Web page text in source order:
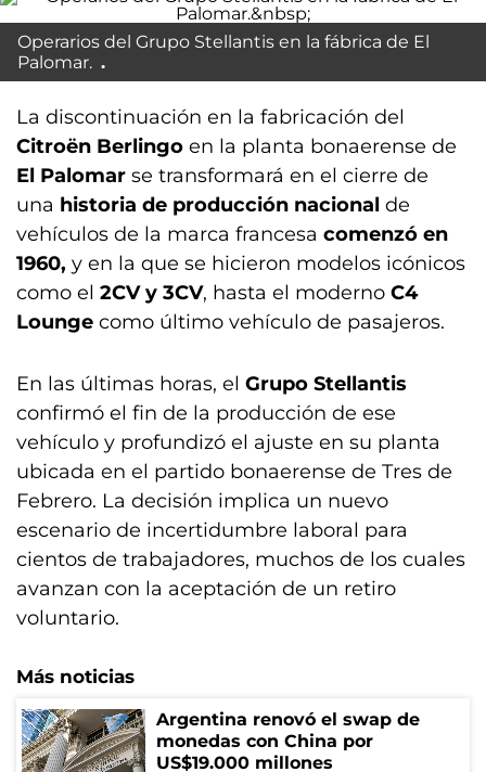
Operarios del Grupo Stellantis en la fábrica de El
Palomar.
La discontinuación en la fabricación del
Citroën Berlingo en la planta bonaerense de
El Palomar se transformará en el cierre de
una historia de producción nacional de
vehículos de la marca francesa comenzó en
1960, y en la que se hicieron modelos icónicos
como el 2CV y 3CV, hasta el moderno C4
Lounge como último vehículo de pasajeros.
En las últimas horas, el Grupo Stellantis
confirmó el fin de la producción de ese
vehículo y profundizó el ajuste en su planta
ubicada en el partido bonaerense de Tres de
Febrero. La decisión implica un nuevo
escenario de incertidumbre laboral para
cientos de trabajadores, muchos de los cuales
avanzan con la aceptación de un retiro
voluntario.
Más noticias
Argentina renovó el swap de
monedas con China por
US$19.000 millones